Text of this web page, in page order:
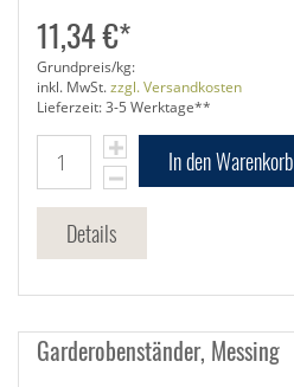
11,34 €*
Grundpreis/kg:
inkl. MwSt.zzgl. Versandkosten
Lieferzeit: 3-5 Werktage**
In den Warenkorb
Details
Garderobenständer, Messing